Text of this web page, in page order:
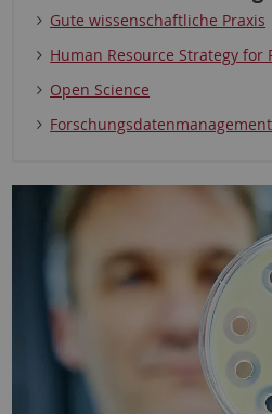
Gute wissenschaftliche Praxis
Human Resource Strategy for
Open Science
Forschungsdatenmanagement